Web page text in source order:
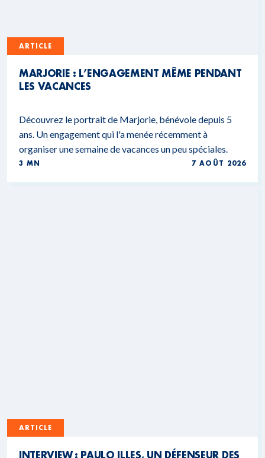
ARTICLE
MARJORIE : L’ENGAGEMENT MÊME PENDANT
LES VACANCES
Découvrez le portrait de Marjorie, bénévole depuis 5
ans. Un engagement qui l'a menée récemment à
organiser une semaine de vacances un peu spéciales.
3 MN 7 AOÛT 2026
ARTICLE
INTERVIEW : PAULO ILLES, UN DÉFENSEUR DES